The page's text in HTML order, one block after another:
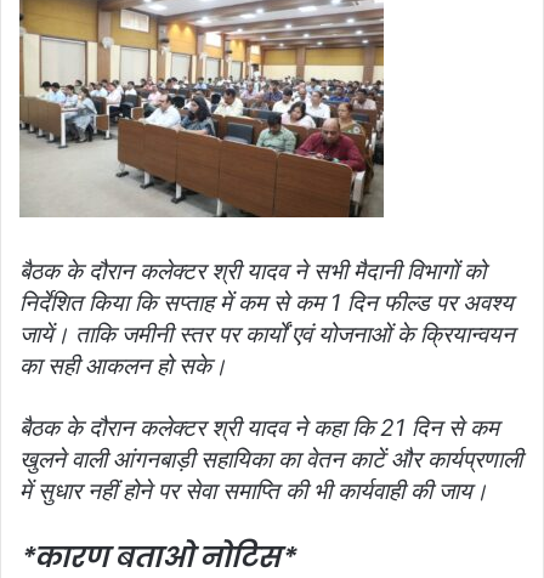
बैठक के दौरान कलेक्‍टर श्री यादव ने सभी मैदानी विभागों को
निर्देशित किया कि सप्‍ताह में कम से कम 1 दिन फील्‍ड पर अवश्‍य
जायें। ताकि जमीनी स्‍तर पर कार्यों एवं योजनाओं के क्रियान्‍वयन
का सही आकलन हो सके।
बैठक के दौरान कलेक्‍टर श्री यादव ने कहा कि 21 दिन से कम
खुलने वाली आंगनबाड़ी सहायिका का वेतन काटें और कार्यप्रणाली
में सुधार नहीं होने पर सेवा समाप्ति की भी कार्यवाही की जाय।
*कारण बताओ नोटिस*